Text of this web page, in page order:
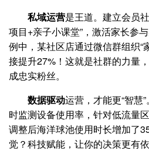
私域运营是王道。建立会员
项目+亲子小课堂”，激活家长参
例中，某社区店通过微信群组织“
接提升27%！这就是社群的力量
成忠实粉丝。
数据驱动运营，才能更“智慧
时监测设备使用率，针对低流量
调整后海洋球池使用时长增加了
觉？科技赋能，让你的决策更有依